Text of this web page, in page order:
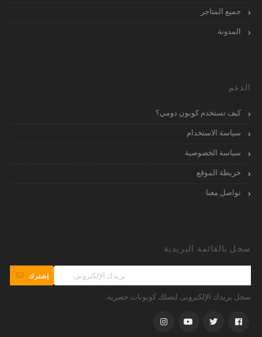
جميع المتاجر
المدونة
الدعم
كيف تستخدم كوبون دومي؟
سياسة الاستخدام
سياسة الخصوصية
خريطة الموقع
تواصل معنا
سجل بالقائمة البريدية
إشترك
سجل بريدك الإلكترونى لتصلك كوبونات حصرية.